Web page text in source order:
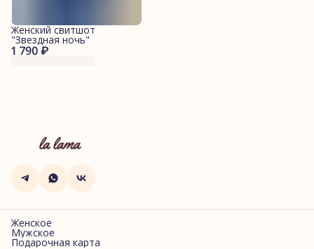
1 790 ₽
Женский свитшот
"Звездная ночь"
Женское
Мужское
Подарочная карта